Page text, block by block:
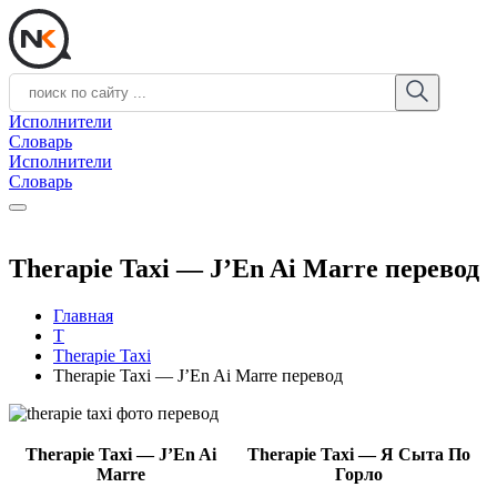
Исполнители
Словарь
Исполнители
Словарь
Therapie Taxi — J’En Ai Marre перевод
Главная
T
Therapie Taxi
Therapie Taxi — J’En Ai Marre перевод
Therapie Taxi — J’En Ai
Marre
Therapie Taxi — Я Сыта По
Горло